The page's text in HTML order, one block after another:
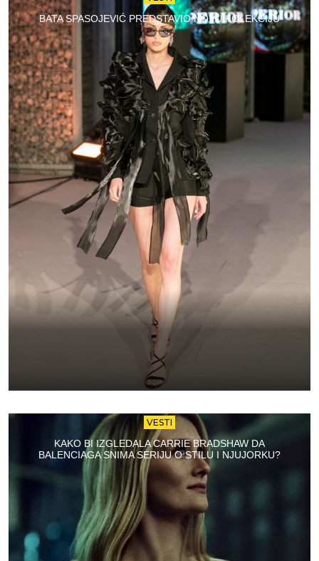
BATA SPASOJEVIĆ PREDSTAVIO NOVU KOLEKCIJU
VESTI
KAKO BI IZGLEDALA CARRIE BRADSHAW DA
BALENCIAGA SNIMA SERIJU O STILU I NJUJORKU?